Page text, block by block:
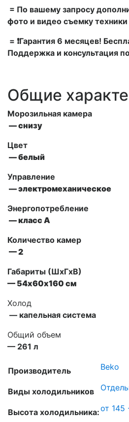
= По вашему запросу
фото и видео съемку техники
= ❗Гарантия 6 месяцев!
Поддержка и консультация
Общие
Морозильная камера
— снизу
Цвет
— белый
Управление
— электромеханическое
Энергопотребление
— класс А
Количество камер
— 2
Габариты (ШxГxВ)
— 54х60х160 см
Холод
— капельная система
Общий объем
— 261 л
Производитель Beko
Виды холодильников
Высота холодильника:от 145